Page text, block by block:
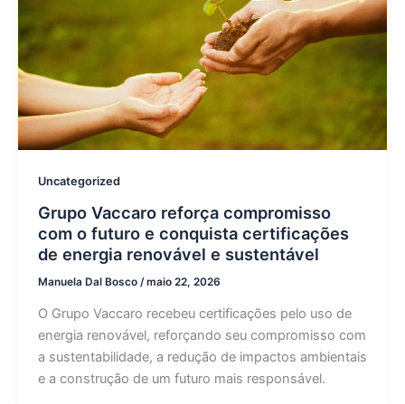
Uncategorized
Grupo Vaccaro reforça compromisso
com o futuro e conquista certificações
de energia renovável e sustentável
Manuela Dal Bosco /maio 22, 2026
O Grupo Vaccaro recebeu certificações pelo uso de
energia renovável, reforçando seu compromisso com
a sustentabilidade, a redução de impactos ambientais
e a construção de um futuro mais responsável.